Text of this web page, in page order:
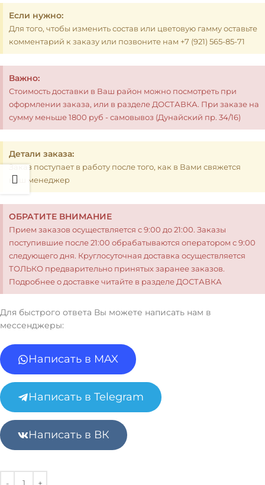
Если нужно:
Для того, чтобы изменить состав или цветовую гамму оставьте
комментарий к заказу или позвоните нам +7 (921) 565-85-71
Важно:
Стоимость доставки в Ваш район можно посмотреть при
оформлении заказа, или в разделе ДОСТАВКА. При заказе на
сумму меньше 1800 руб - самовывоз (Дунайский пр. 34/16)
Детали заказа:
Заказ поступает в работу после того, как в Вами свяжется
наш менеджер
ОБРАТИТЕ ВНИМАНИЕ
Прием заказов осуществляется с 9:00 до 21:00. Заказы
поступившие после 21:00 обрабатываются оператором с 9:00
следующего дня. Круглосуточная доставка осуществляется
ТОЛЬКО предварительно принятых заранее заказов.
Подробнее о доставке читайте в разделе ДОСТАВКА
Для быстрого ответа Вы можете написать нам в
мессенджеры:
Написать в MAX
Написать в Telegram
Написать в ВК